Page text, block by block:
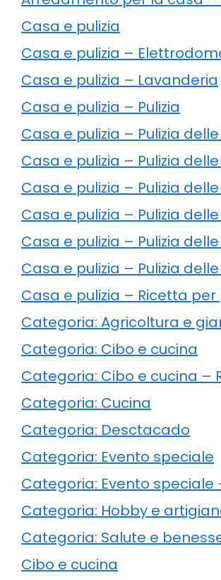
Casa e pulizia
Casa e pulizia –
Casa e pulizia – Lavanderia
Casa e pulizia – Pulizia
Casa e pulizia – Pulizia
Casa e pulizia – Pulizia
Casa e pulizia – Pulizia
Casa e pulizia – Pulizia
Casa e pulizia – Pulizia
Casa e pulizia – Pulizia
Casa e pulizia – Ricetta per
Categoria: Agricoltura e
Categoria: Cibo e cucina
Categoria: Cibo e cucina –
Categoria: Cucina
Categoria: Desctacado
Categoria: Evento speciale
Categoria: Evento speciale
Categoria: Hobby e
Categoria: Salute e
Cibo e cucina